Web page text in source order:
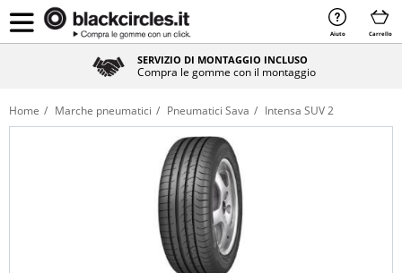
Aiuto Carrello
SERVIZIO DI MONTAGGIO INCLUSO
Compra le gomme con il montaggio
Home Marche pneumatici Pneumatici Sava Intensa SUV 2